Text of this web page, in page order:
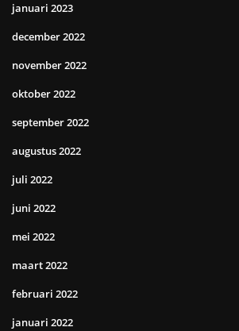
januari 2023
december 2022
november 2022
oktober 2022
september 2022
augustus 2022
juli 2022
juni 2022
mei 2022
maart 2022
februari 2022
januari 2022